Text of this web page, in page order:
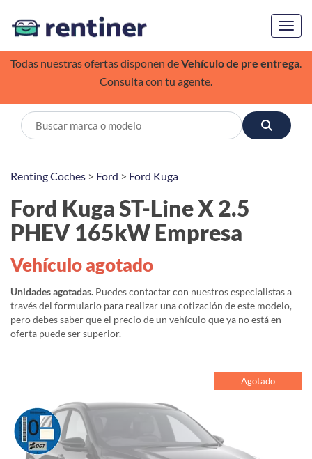
Todas nuestras ofertas disponen deVehículo de pre entrega.
Consulta con tu agente.
Renting Coches > Ford > Ford Kuga
Ford Kuga ST-Line X 2.5
PHEV 165kW Empresa
Vehículo agotado
Unidades agotadas. Puedes contactar con nuestros especialistas a
través del formulario para realizar una cotización de este modelo,
pero debes saber que el precio de un vehículo que ya no está en
oferta puede ser superior.
Agotado